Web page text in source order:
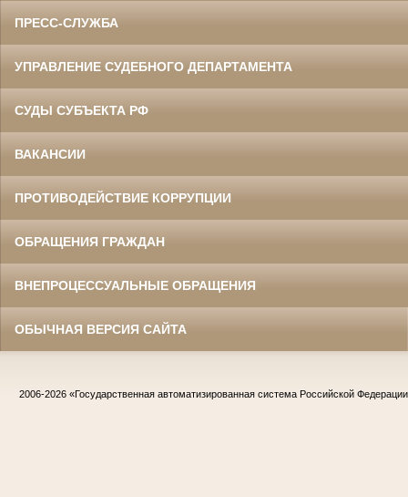
ПРЕСС-СЛУЖБА
УПРАВЛЕНИЕ СУДЕБНОГО ДЕПАРТАМЕНТА
СУДЫ СУБЪЕКТА РФ
ВАКАНСИИ
ПРОТИВОДЕЙСТВИЕ КОРРУПЦИИ
ОБРАЩЕНИЯ ГРАЖДАН
ВНЕПРОЦЕССУАЛЬНЫЕ ОБРАЩЕНИЯ
ОБЫЧНАЯ ВЕРСИЯ САЙТА
2006-2026 «Государственная автоматизированная система Российской